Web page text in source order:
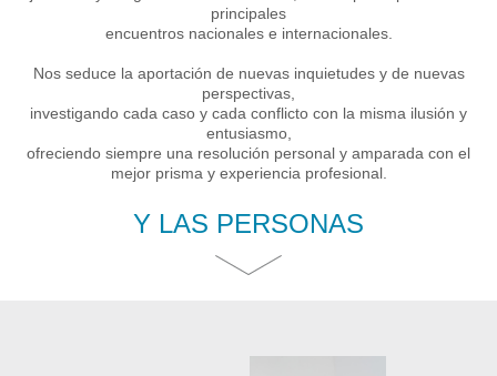
principales
encuentros nacionales e internacionales.
Nos seduce la aportación de nuevas inquietudes y de nuevas
perspectivas,
investigando cada caso y cada conflicto con la misma ilusión y
entusiasmo,
ofreciendo siempre una resolución personal y amparada con el
mejor prisma y experiencia profesional.
Y LAS PERSONAS